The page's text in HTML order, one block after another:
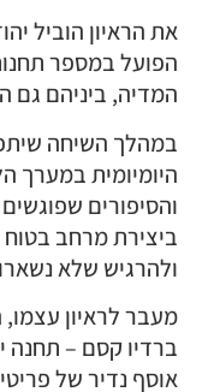
את הראיון הוביל
הפועל במספר
המדיה, ביניהם גם
במהלך השיחה
היומיומית במערך
והסיפורים
ביצירת מרחב
ולהרגיש שלא
מעבר לראיון
ברדיו קסם – תחנה
אוסף נדיר של